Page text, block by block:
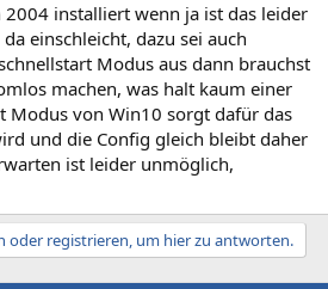
installiert wenn ja ist das leider
einschleicht, dazu sei auch
Modus aus dann brauchst
machen, was halt kaum einer
Modus von Win10 sorgt dafür das
und die Config gleich bleibt daher
ist leider unmöglich,
oder registrieren, um hier zu antworten.